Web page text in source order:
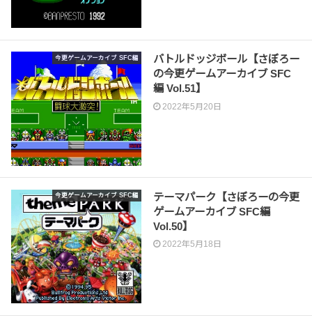
今更ゲームアーカイブ SFC編
バトルドッジボール【さぼろー
の今更ゲームアーカイブ SFC
編 Vol.51】
2022年5月20日
今更ゲームアーカイブ SFC編
テーマパーク【さぼろーの今更
ゲームアーカイブ SFC編
Vol.50】
2022年5月18日